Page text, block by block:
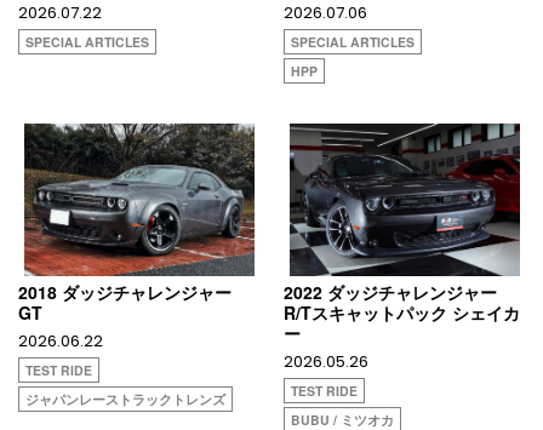
2026.07.22
SPECIAL ARTICLES
2026.07.06
SPECIAL ARTICLES
HPP
2018 ダッジチャレンジャー
GT
2026.06.22
TEST RIDE
ジャパンレーストラックトレンズ
2022 ダッジチャレンジャー
R/Tスキャットパック シェイカ
ー
2026.05.26
TEST RIDE
BUBU / ミツオカ